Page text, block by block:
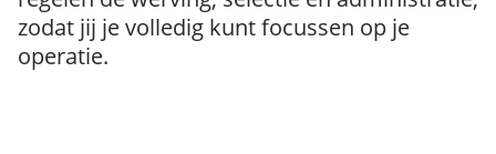
zodat jij je volledig kunt focussen op je
operatie.